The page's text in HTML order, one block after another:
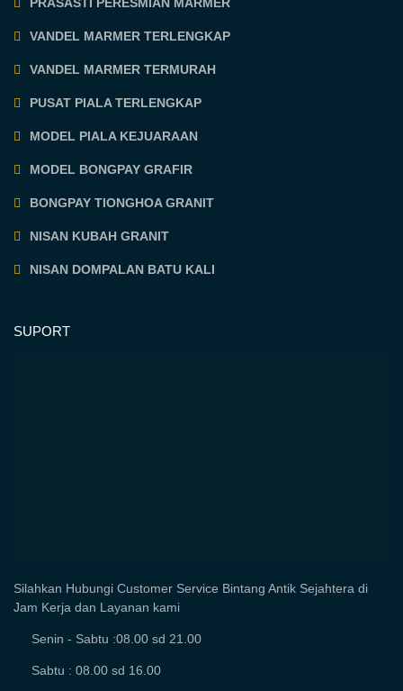
VANDEL MARMER TERLENGKAP
VANDEL MARMER TERMURAH
PUSAT PIALA TERLENGKAP
MODEL PIALA KEJUARAAN
MODEL BONGPAY GRAFIR
BONGPAY TIONGHOA GRANIT
NISAN KUBAH GRANIT
NISAN DOMPALAN BATU KALI
SUPORT
Silahkan Hubungi Customer Service Bintang Antik Sejahtera di
Jam Kerja dan Layanan kami
Senin - Sabtu :08.00 sd 21.00
Sabtu : 08.00 sd 16.00